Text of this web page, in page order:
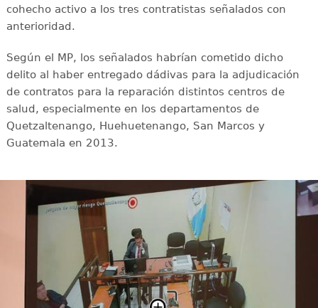
cohecho activo a los tres contratistas señalados con
anterioridad.
Según el MP, los señalados habrían cometido dicho
delito al haber entregado dádivas para la adjudicación
de contratos para la reparación distintos centros de
salud, especialmente en los departamentos de
Quetzaltenango, Huehuetenango, San Marcos y
Guatemala en 2013.